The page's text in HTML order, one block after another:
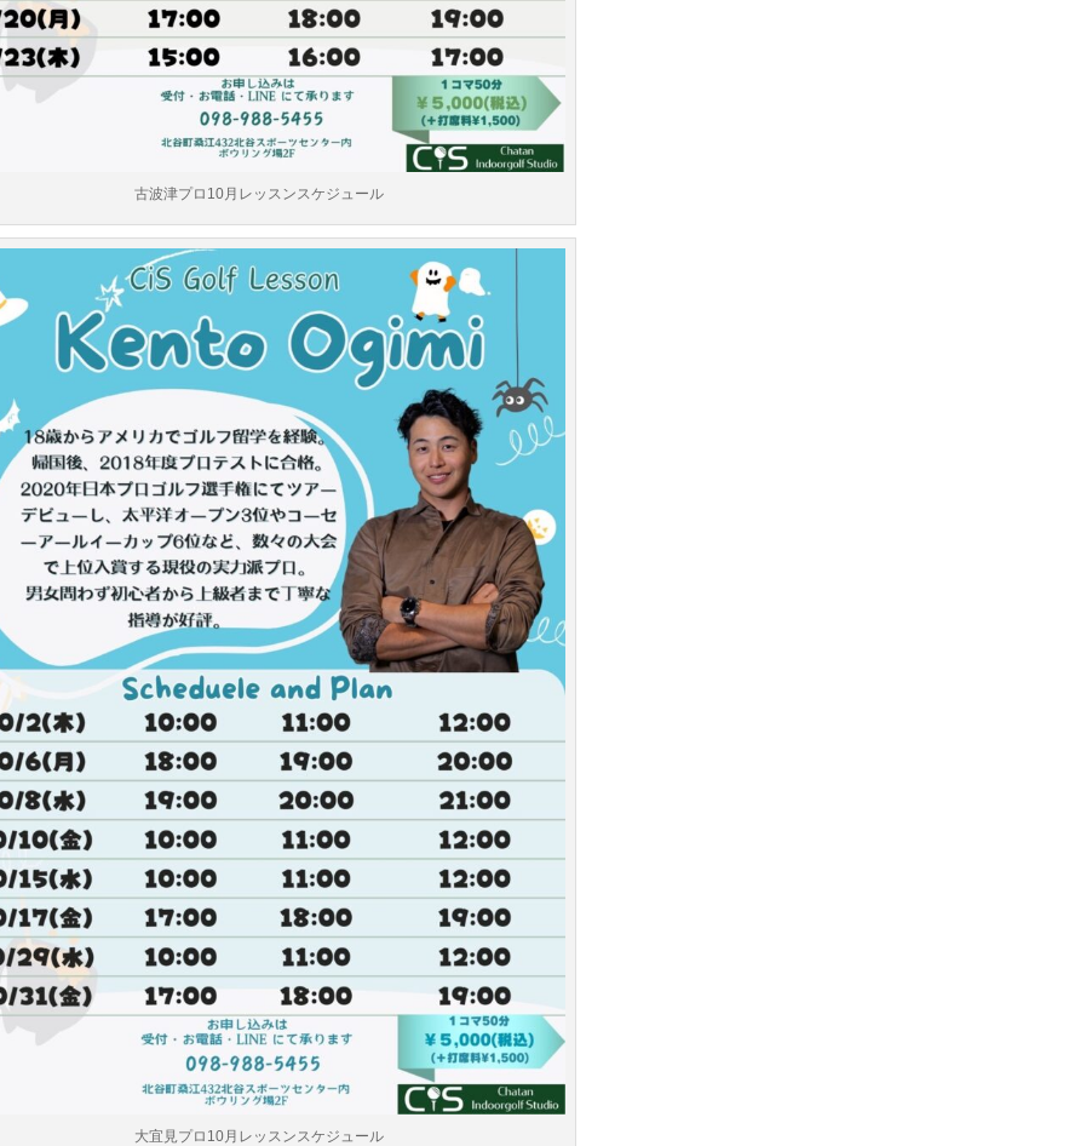
古波津プロ10月レッスンスケジュール
大宜見プロ10月レッスンスケジュール